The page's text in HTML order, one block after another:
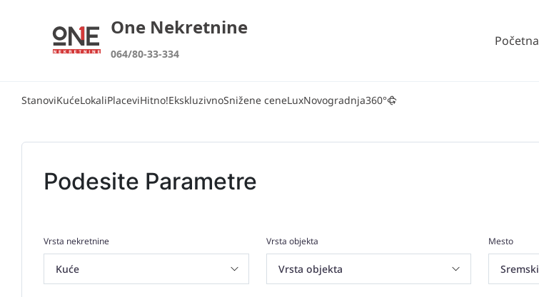
One Nekretnine
064/80-33-334
Početna
StanoviKućeLokaliPlaceviHitno!EkskluzivnoSnižene ceneLuxNovogradnja360°
Podesite Parametre
Vrsta nekretnine Vrsta objekta Mesto